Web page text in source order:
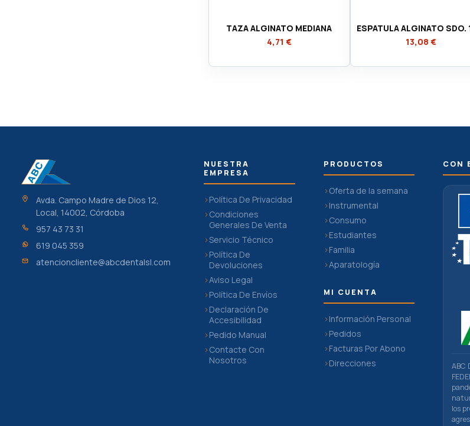
TAZA ALGINATO MEDIANA
4,71 €
ESPATULA ALGINATO SDO.
13,08 €
Avda. Campo Madre de Dios 12,
Local, 14002, Córdoba
957 43 73 31
619 045 359
atencioncliente@abcdentalsl.com
NUESTRA
EMPRESA
Política De Privacidad
Condiciones
Generales De Venta
Servicio Técnico
Política De
Devoluciones
Aviso Legal
Política De Envíos
Declaración De
Accesibilidad
Pedido Manual
Contacte Con
Nosotros
PRODUCTOS
Oferta de la semana
Instrumental
Consumo
Estudiantes
Familia
Aparatología
MI CUENTA
Información Personal
Pedidos
Facturas Por Abono
Direcciones
CON
ABC
los